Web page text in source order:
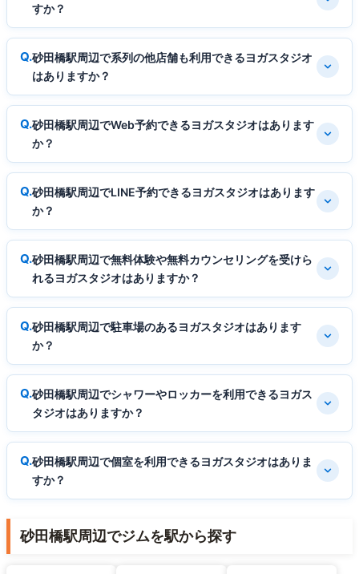
すか？
砂田橋駅周辺で系列の他店舗も利用できるヨガスタジオ
はありますか？
砂田橋駅周辺でWeb予約できるヨガスタジオはあります
か？
砂田橋駅周辺でLINE予約できるヨガスタジオはあります
か？
砂田橋駅周辺で無料体験や無料カウンセリングを受けら
れるヨガスタジオはありますか？
砂田橋駅周辺で駐車場のあるヨガスタジオはあります
か？
砂田橋駅周辺でシャワーやロッカーを利用できるヨガス
タジオはありますか？
砂田橋駅周辺で個室を利用できるヨガスタジオはありま
すか？
砂田橋駅周辺でジムを駅から探す